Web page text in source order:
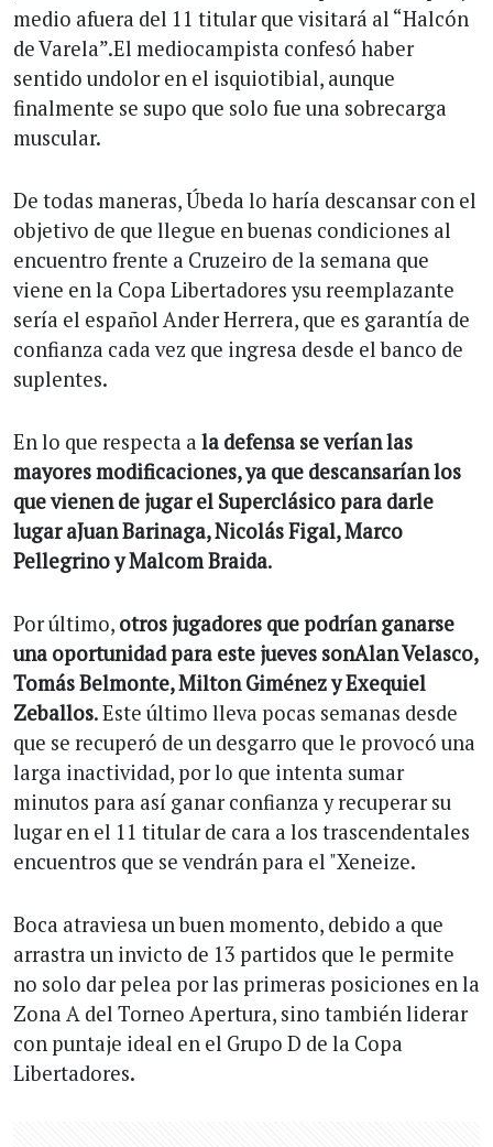
medio afuera del 11 titular que visitará al “Halcón
de Varela”.El mediocampista confesó haber
sentido undolor en el isquiotibial, aunque
finalmente se supo que solo fue una sobrecarga
muscular.
De todas maneras, Úbeda lo haría descansar con el
objetivo de que llegue en buenas condiciones al
encuentro frente a Cruzeiro de la semana que
viene en la Copa Libertadores ysu reemplazante
sería el español Ander Herrera, que es garantía de
confianza cada vez que ingresa desde el banco de
suplentes.
En lo que respecta a la defensa se verían las
mayores modificaciones, ya que descansarían los
que vienen de jugar el Superclásico para darle
lugar aJuan Barinaga, Nicolás Figal, Marco
Pellegrino y Malcom Braida.
Por último, otros jugadores que podrían ganarse
una oportunidad para este jueves sonAlan Velasco,
Tomás Belmonte, Milton Giménez y Exequiel
Zeballos. Este último lleva pocas semanas desde
que se recuperó de un desgarro que le provocó una
larga inactividad, por lo que intenta sumar
minutos para así ganar confianza y recuperar su
lugar en el 11 titular de cara a los trascendentales
encuentros que se vendrán para el "Xeneize.
Boca atraviesa un buen momento, debido a que
arrastra un invicto de 13 partidos que le permite
no solo dar pelea por las primeras posiciones en la
Zona A del Torneo Apertura, sino también liderar
con puntaje ideal en el Grupo D de la Copa
Libertadores.